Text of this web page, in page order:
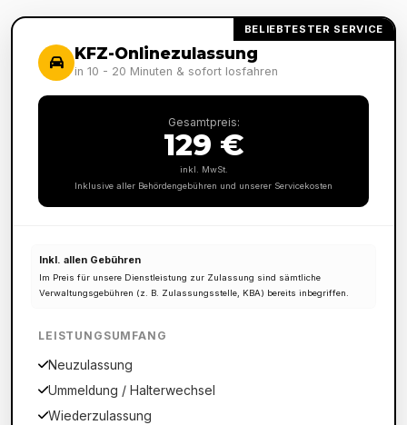
BELIEBTESTER SERVICE
KFZ-Onlinezulassung
in 10 - 20 Minuten & sofort losfahren
Gesamtpreis:
129 €
inkl. MwSt.
Inklusive aller Behördengebühren und unserer Servicekosten
Inkl. allen Gebühren
Im Preis für unsere Dienstleistung zur Zulassung sind sämtliche
Verwaltungsgebühren (z. B. Zulassungsstelle, KBA) bereits inbegriffen.
LEISTUNGSUMFANG
Neuzulassung
Ummeldung / Halterwechsel
Wiederzulassung